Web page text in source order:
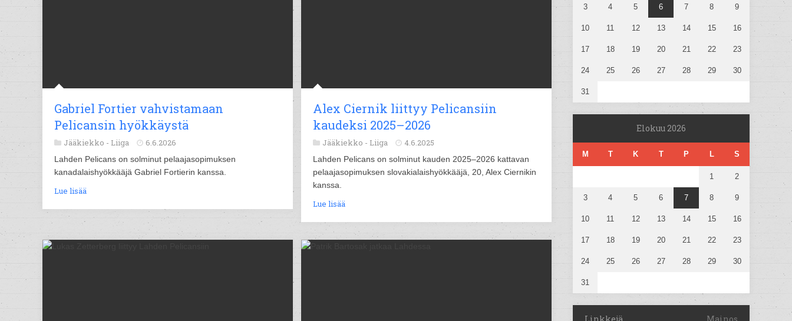
Gabriel Fortier vahvistamaan
Pelicansin hyökkäystä
Jääkiekko - Liiga 6.6.2026
Lahden Pelicans on solminut pelaajasopimuksen
kanadalaishyökkääjä Gabriel Fortierin kanssa.
Lue lisää
Alex Ciernik liittyy Pelicansiin
kaudeksi 2025–2026
Jääkiekko - Liiga 4.6.2025
Lahden Pelicans on solminut kauden 2025–2026 kattavan
pelaajasopimuksen slovakialaishyökkääjä, 20, Alex Ciernikin
kanssa.
Lue lisää
3 4 5 6 7 8 9
10 11 12 13 14 15 16
17 18 19 20 21 22 23
24 25 26 27 28 29 30
31
Elokuu 2026
M T K T P L S
1 2
3 4 5 6 7 8 9
10 11 12 13 14 15 16
17 18 19 20 21 22 23
24 25 26 27 28 29 30
31